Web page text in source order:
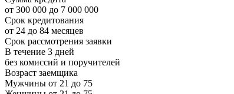
от 300 000 до 7 000 000
Срок кредитования
от 24 до 84 месяцев
Срок рассмотрения заявки
В течение 3 дней
без комиссий и поручителей
Возраст заемщика
Мужчины от 21 до 75